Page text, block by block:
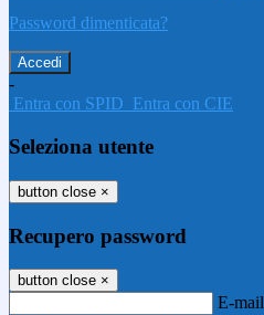
Password dimenticata?
-
Entra con SPID Entra con CIE
Seleziona utente
button close ×
Recupero password
button close ×
E-mail